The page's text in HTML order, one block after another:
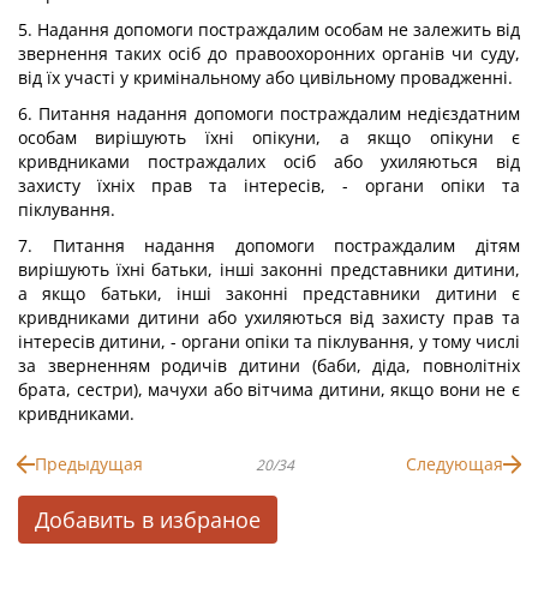
5. Надання допомоги постраждалим особам не залежить від
звернення таких осіб до правоохоронних органів чи суду,
від їх участі у кримінальному або цивільному провадженні.
6. Питання надання допомоги постраждалим недієздатним
особам вирішують їхні опікуни, а якщо опікуни є
кривдниками постраждалих осіб або ухиляються від
захисту їхніх прав та інтересів, - органи опіки та
піклування.
7. Питання надання допомоги постраждалим дітям
вирішують їхні батьки, інші законні представники дитини,
а якщо батьки, інші законні представники дитини є
кривдниками дитини або ухиляються від захисту прав та
інтересів дитини, - органи опіки та піклування, у тому числі
за зверненням родичів дитини (баби, діда, повнолітніх
брата, сестри), мачухи або вітчима дитини, якщо вони не є
кривдниками.
Предыдущая 20/34 Следующая
Добавить в избраное